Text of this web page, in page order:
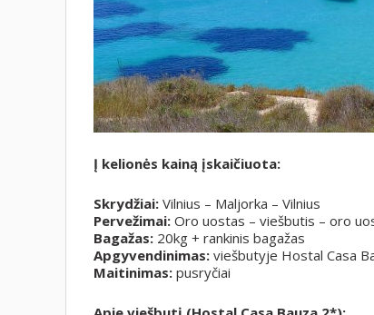
Į kelionės kainą įskaičiuota:
Skrydžiai: Vilnius – Maljorka – Vilnius
Pervežimai: Oro uostas – viešbutis – oro
Bagažas: 20kg + rankinis bagažas
Apgyvendinimas: viešbutyje Hostal Casa
Maitinimas: pusryčiai